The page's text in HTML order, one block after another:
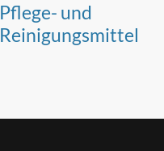
Pflege- und
Reinigungsmittel